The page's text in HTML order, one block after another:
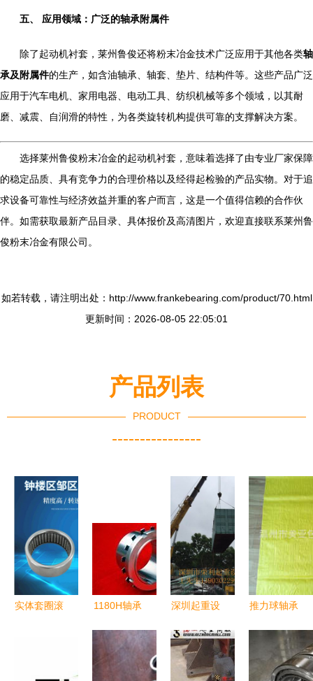
五、 应用领域：广泛的轴承附属件
除了起动机衬套，莱州鲁俊还将粉末冶金技术广泛应用于其他各类轴
承及附属件的生产，如含油轴承、轴套、垫片、结构件等。这些产品广泛
应用于汽车电机、家用电器、电动工具、纺织机械等多个领域，以其耐
磨、减震、自润滑的特性，为各类旋转机构提供可靠的支撑解决方案。
选择莱州鲁俊粉末冶金的起动机衬套，意味着选择了由专业厂家保障
的稳定品质、具有竞争力的合理价格以及经得起检验的产品实物。对于追
求设备可靠性与经济效益并重的客户而言，这是一个值得信赖的合作伙
伴。如需获取最新产品目录、具体报价及高清图片，欢迎直接联系莱州鲁
俊粉末冶金有限公司。
如若转载，请注明出处：http://www.frankebearing.com/product/70.html
更新时间：2026-08-05 22:05:01
产品列表
PRODUCT
----------------
实体套圈滚
1180H轴承
结构解析与
深圳起重设
迁服务 滚
子、轴承及
推力球轴承
高温长期供
应，价格实